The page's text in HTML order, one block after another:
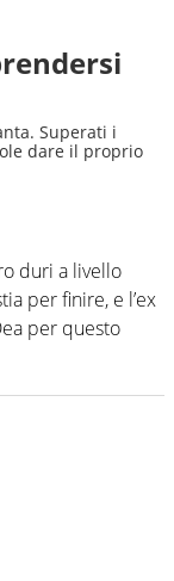
Superati i
dare il proprio
duri a livello
per finire, e l’ex
per questo